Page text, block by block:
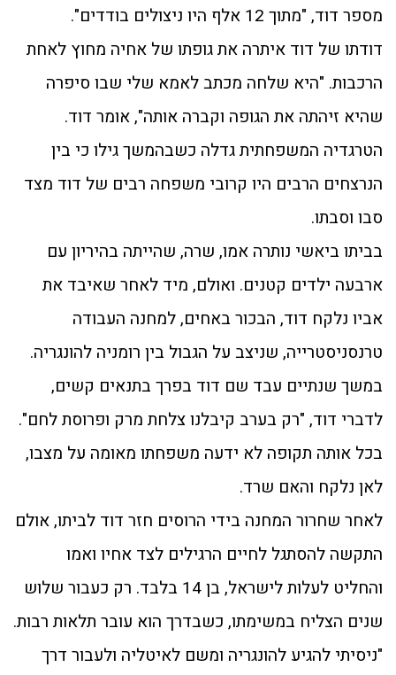
מספר דוד, "מתוך 12 אלף היו ניצולים בודדים".
דודתו של דוד איתרה את גופתו של אחיה מחוץ לאחת
הרכבות. "היא שלחה מכתב לאמא שלי שבו סיפרה
שהיא זיהתה את הגופה וקברה אותה", אומר דוד.
הטרגדיה המשפחתית גדלה כשבהמשך גילו כי בין
הנרצחים הרבים היו קרובי משפחה רבים של דוד מצד
סבו וסבתו.
בביתו ביאשי נותרה אמו, שרה, שהייתה בהיריון עם
ארבעה ילדים קטנים. ואולם, מיד לאחר שאיבד את
אביו נלקח דוד, הבכור באחים, למחנה העבודה
טרנסניסטרייה, שניצב על הגבול בין רומניה להונגריה.
במשך שנתיים עבד שם דוד בפרך בתנאים קשים,
לדברי דוד, "רק בערב קיבלנו צלחת מרק ופרוסת לחם".
בכל אותה תקופה לא ידעה משפחתו מאומה על מצבו,
לאן נלקח והאם שרד.
לאחר שחרור המחנה בידי הרוסים חזר דוד לביתו, אולם
התקשה להסתגל לחיים הרגילים לצד אחיו ואמו
והחליט לעלות לישראל, בן 14 בלבד. רק כעבור שלוש
שנים הצליח במשימתו, כשבדרך הוא עובר תלאות רבות.
"ניסיתי להגיע להונגריה ומשם לאיטליה ולעבור דרך